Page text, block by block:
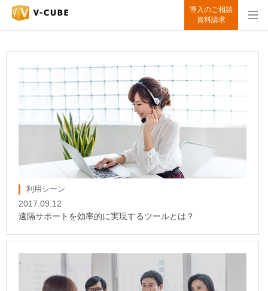
導入のご相談
資料請求
利用シーン
2017.09.12
遠隔サポートを効率的に実現するツールとは？